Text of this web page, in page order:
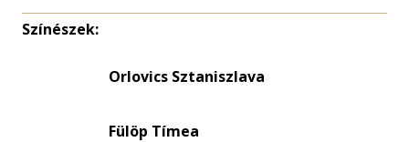
Színészek:
Orlovics Sztaniszlava
Fülöp Tímea